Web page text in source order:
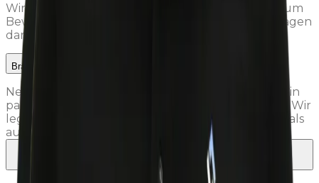
Wir haben die wichtigsten Fragen & Antworten zum
Bewerbungsprozess gesammelt. Bei weiteren Fragen
darfst du uns jederzeit kontaktieren.
Brauche ich ein formelles Bewerbungsschreiben?
Nein. Schick uns einfach deinen Lebenslauf und ein
paar Zeilen über dich – das reicht für den Anfang. Wir
legen mehr Wert auf den persönlichen Eindruck als
auf perfekte Unterlagen.
Kann ich mich auch spontan bewerben, wenn keine Stelle
ausgeschrieben ist?